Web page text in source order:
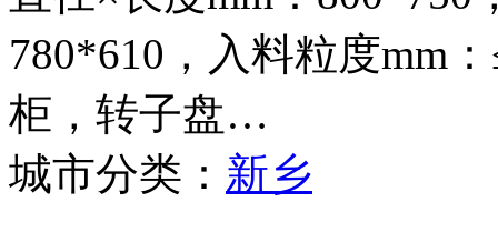
780*610，入料粒度mm
柜，转子盘…
城市分类： 新乡